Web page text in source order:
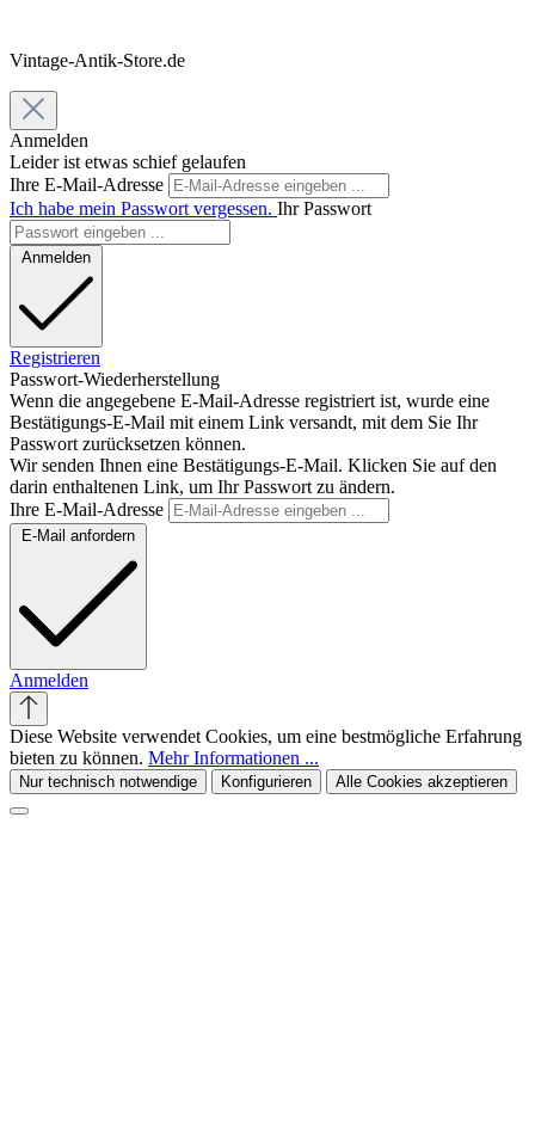
Vintage-Antik-Store.de
Anmelden
Leider ist etwas schief gelaufen
Ihre E-Mail-Adresse
Ich habe mein Passwort vergessen. Ihr Passwort
Anmelden
Registrieren
Passwort-Wiederherstellung
Wenn die angegebene E-Mail-Adresse registriert ist, wurde eine
Bestätigungs-E-Mail mit einem Link versandt, mit dem Sie Ihr
Passwort zurücksetzen können.
Wir senden Ihnen eine Bestätigungs-E-Mail. Klicken Sie auf den
darin enthaltenen Link, um Ihr Passwort zu ändern.
Ihre E-Mail-Adresse
E-Mail anfordern
Anmelden
Diese Website verwendet Cookies, um eine bestmögliche Erfahrung
bieten zu können. Mehr Informationen ...
Nur technisch notwendige Konfigurieren Alle Cookies akzeptieren